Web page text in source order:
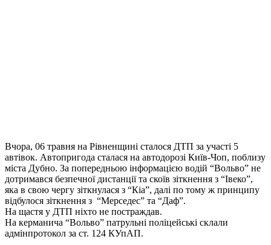
Вчора, 06 травня на Рівненщині сталося ДТП за участі 5
автівок. Автопригода сталася на автодорозі Київ-Чоп, поблизу
міста Дубно. За попередньою інформацією водій “Вольво” не
дотримався безпечної дистанції та скоїв зіткнення з “Івеко”,
яка в свою чергу зіткнулася з “Кіа”, далі по тому ж принципу
відбулося зіткнення з “Мерседес” та “Даф”.
На щастя у ДТП ніхто не постраждав.
На керманича “Вольво” патрульні поліцейські склали
адмінпротокол за ст. 124 КУпАП.